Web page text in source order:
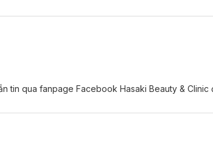
tin qua fanpage Facebook Hasaki Beauty & Clinic